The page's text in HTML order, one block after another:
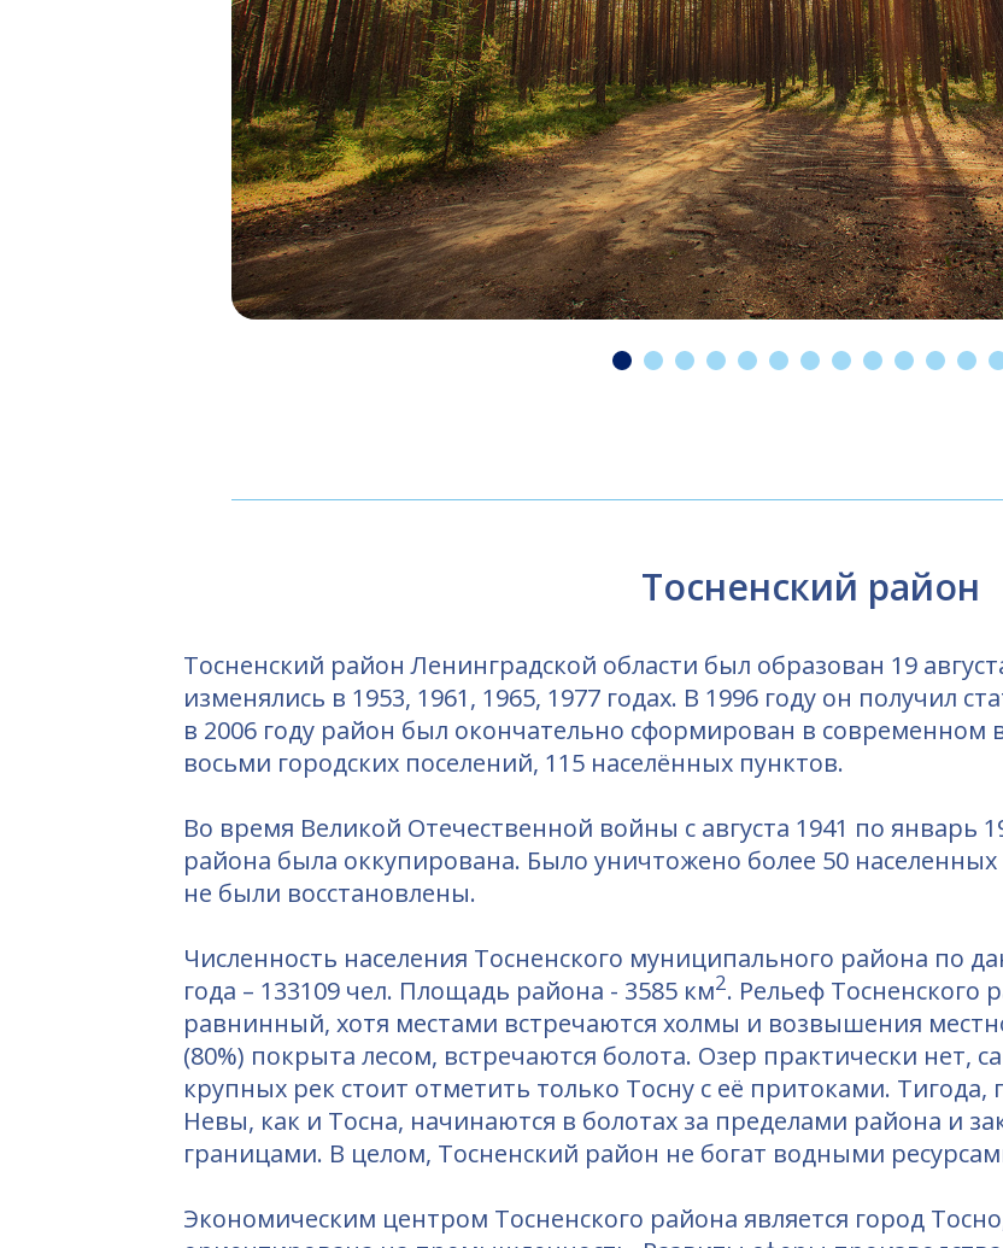
Тосненский район Ленинградской области был образован 19
изменялись в 1953, 1961, 1965, 1977 годах. В 1996 году он получил
в 2006 году район был окончательно сформирован в современном
восьми городских поселений, 115 населённых пунктов.
Во время Великой Отечественной войны с августа 1941 по январь
района была оккупирована. Было уничтожено более 50
не были восстановлены.
Численность населения Тосненского муниципального района по
года – 133109 чел. Площадь района - 3585 км2. Рельеф Тосненского
равнинный, хотя местами встречаются холмы и возвышения
(80%) покрыта лесом, встречаются болота. Озер практически нет,
крупных рек стоит отметить только Тосну с её притоками.
Невы, как и Тосна, начинаются в болотах за пределами района и
границами. В целом, Тосненский район не богат водными
Экономическим центром Тосненского района является город
Тосненский район